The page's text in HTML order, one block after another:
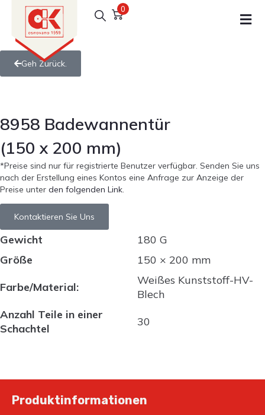
0
Geh Zurück.
8958 Badewannentür
(150 x 200 mm)
*Preise sind nur für registrierte Benutzer verfügbar. Senden Sie uns
nach der Erstellung eines Kontos eine Anfrage zur Anzeige der
Preise unter den folgenden Link.
Kontaktieren Sie Uns
Gewicht
180 G
Größe
150 × 200 mm
Farbe/Material:
Weißes Kunststoff-HV-
Blech
Anzahl Teile in einer
Schachtel
30
Produktinformationen